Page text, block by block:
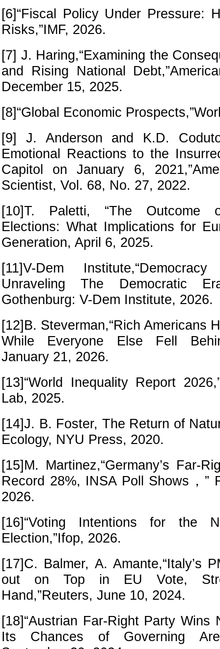
[6]“Fiscal Policy Under Pressure:
Risks,”IMF, 2026.
[7] J. Haring,“Examining the
and Rising National
December 15, 2025.
[8]“Global Economic
[9] J. Anderson and K.D.
Emotional Reactions to the
Capitol on January 6,
Scientist, Vol. 68, No. 27, 2022.
[10]T. Paletti, “The Outcome
Elections: What Implications for
Generation, April 6, 2025.
[11]V-Dem
Unraveling The Democratic
Gothenburg: V-Dem Institute, 2026.
[12]B. Steverman,“Rich Americans
While Everyone Else Fell
January 21, 2026.
[13]“World Inequality Report
Lab, 2025.
[14]J. B. Foster, The Return of
Ecology, NYU Press, 2020.
[15]M. Martinez,“Germany’s Far-
Record 28%, INSA Poll Shows，”
2026.
[16]“Voting Intentions for the
Election,”Ifop, 2026.
[17]C. Balmer, A. Amante,“Italy’s
out on Top in EU Vote,
Hand,”Reuters, June 10, 2024.
[18]“Austrian Far-Right Party Wins
Its Chances of Governing Are